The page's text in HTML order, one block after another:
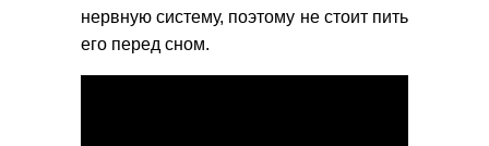
нервную систему, поэтому не стоит пить
его перед сном.